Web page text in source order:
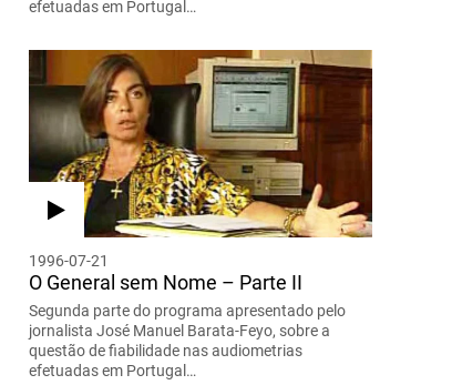
efetuadas em Portugal…
1996-07-21
O General sem Nome – Parte II
Segunda parte do programa apresentado pelo
jornalista José Manuel Barata-Feyo, sobre a
questão de fiabilidade nas audiometrias
efetuadas em Portugal…